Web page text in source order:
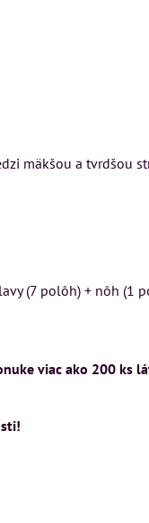
mäkšou a tvrdšou
(7 polôh) + nôh (1
viac ako 200 ks